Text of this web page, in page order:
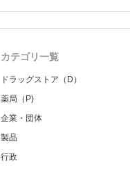
カテゴリ一覧
ドラッグストア（D）
薬局（P)
企業・団体
製品
行政